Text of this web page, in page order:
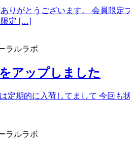
りがとうございます。 会員限
限定 […]
ラルラボ
アップしました
定期的に入荷してまして 今回
ラルラボ